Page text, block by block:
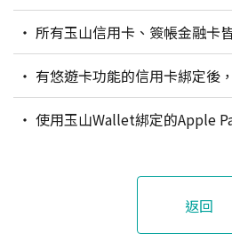
(Apple Pay/Google Pay)跟玉山
能嗎？
使用悠遊卡功能嗎？
返回